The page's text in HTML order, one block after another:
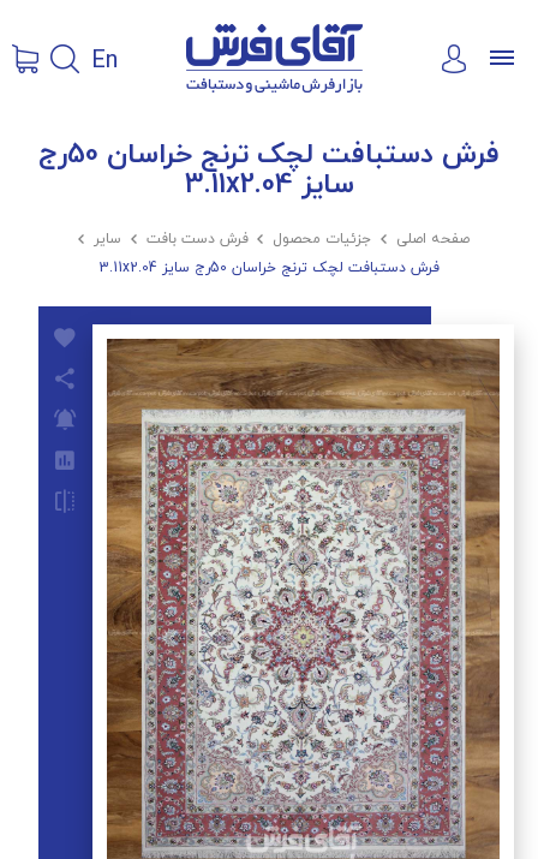
En
فرش دستبافت لچک ترنج خراسان 50رج
سایز 3.11x2.04
صفحه اصلی  جزئیات محصول  فرش دست بافت  سایر

فرش دستبافت لچک ترنج خراسان 50رج سایز 3.11x2.04